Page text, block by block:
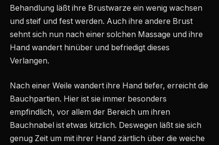
Behandlung läßt ihre Brustwarze ein wenig wachsen
und steif und fest werden. Auch ihre andere Brust
sehnt sich nun nach einer solchen Massage und ihre
Hand wandert hinüber und befriedigt dieses
Verlangen.
Nach einer Weile wandert ihre Hand tiefer, erreicht die
Bauchpartien. Hier ist sie immer besonders
empfindlich, vor allem der Bereich um ihren
Bauchnabel ist etwas kitzlich. Deswegen läßt sie sich
genug Zeit um mit ihrer Hand zärtlich über die weiche